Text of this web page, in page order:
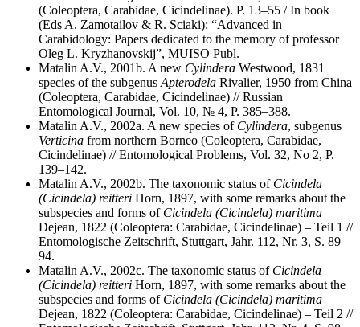
(Coleoptera, Carabidae, Cicindelinae). P. 13–55 / In book
(Eds A. Zamotailov & R. Sciaki): “Advanced in
Carabidology: Papers dedicated to the memory of professor
Oleg L. Kryzhanovskij”, MUISO Publ.
Matalin A.V., 2001b. A new Cylindera Westwood, 1831
species of the subgenus Apterodela Rivalier, 1950 from China
(Coleoptera, Carabidae, Cicindelinae) // Russian
Entomological Journal, Vol. 10, № 4, P. 385–388.
Matalin A.V., 2002a. A new species of Cylindera, subgenus
Verticina from northern Borneo (Coleoptera, Carabidae,
Cicindelinae) // Entomological Problems, Vol. 32, No 2, P.
139–142.
Matalin A.V., 2002b. The taxonomic status of Cicindela
(Cicindela) reitteri Horn, 1897, with some remarks about the
subspecies and forms of Cicindela (Cicindela) maritima
Dejean, 1822 (Coleoptera: Carabidae, Cicindelinae) – Teil 1 //
Entomologische Zeitschrift, Stuttgart, Jahr. 112, Nr. 3, S. 89–
94.
Matalin A.V., 2002c. The taxonomic status of Cicindela
(Cicindela) reitteri Horn, 1897, with some remarks about the
subspecies and forms of Cicindela (Cicindela) maritima
Dejean, 1822 (Coleoptera: Carabidae, Cicindelinae) – Teil 2 //